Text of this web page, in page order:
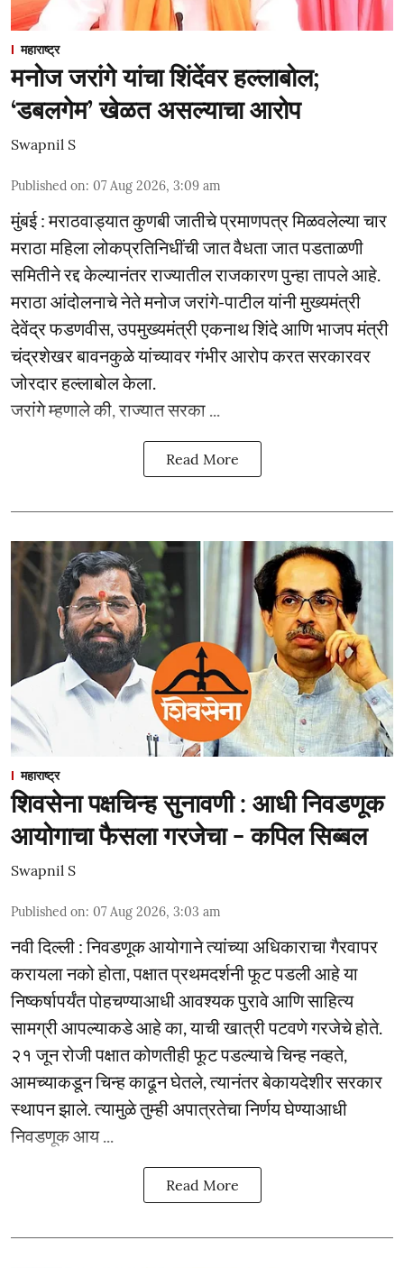
महाराष्ट्र
मनोज जरांगे यांचा शिंदेंवर हल्लाबोल;
‘डबलगेम’ खेळत असल्याचा आरोप
Swapnil S
Published on: 07 Aug 2026, 3:09 am
मुंबई : मराठवाड्यात कुणबी जातीचे प्रमाणपत्र मिळवलेल्या चार
मराठा महिला लोकप्रतिनिधींची जात वैधता जात पडताळणी
समितीने रद्द केल्यानंतर राज्यातील राजकारण पुन्हा तापले आहे.
मराठा आंदोलनाचे नेते मनोज जरांगे-पाटील यांनी मुख्यमंत्री
देवेंद्र फडणवीस, उपमुख्यमंत्री एकनाथ शिंदे आणि भाजप मंत्री
चंद्रशेखर बावनकुळे यांच्यावर गंभीर आरोप करत सरकारवर
जोरदार हल्लाबोल केला.
जरांगे म्हणाले की, राज्यात सरका ...
Read More
महाराष्ट्र
शिवसेना पक्षचिन्ह सुनावणी : आधी निवडणूक
आयोगाचा फैसला गरजेचा - कपिल सिब्बल
Swapnil S
Published on: 07 Aug 2026, 3:03 am
नवी दिल्ली : निवडणूक आयोगाने त्यांच्या अधिकाराचा गैरवापर
करायला नको होता, पक्षात प्रथमदर्शनी फूट पडली आहे या
निष्कर्षापर्यंत पोहचण्याआधी आवश्यक पुरावे आणि साहित्य
सामग्री आपल्याकडे आहे का, याची खात्री पटवणे गरजेचे होते.
२१ जून रोजी पक्षात कोणतीही फूट पडल्याचे चिन्ह नव्हते,
आमच्याकडून चिन्ह काढून घेतले, त्यानंतर बेकायदेशीर सरकार
स्थापन झाले. त्यामुळे तुम्ही अपात्रतेचा निर्णय घेण्याआधी
निवडणूक आय ...
Read More